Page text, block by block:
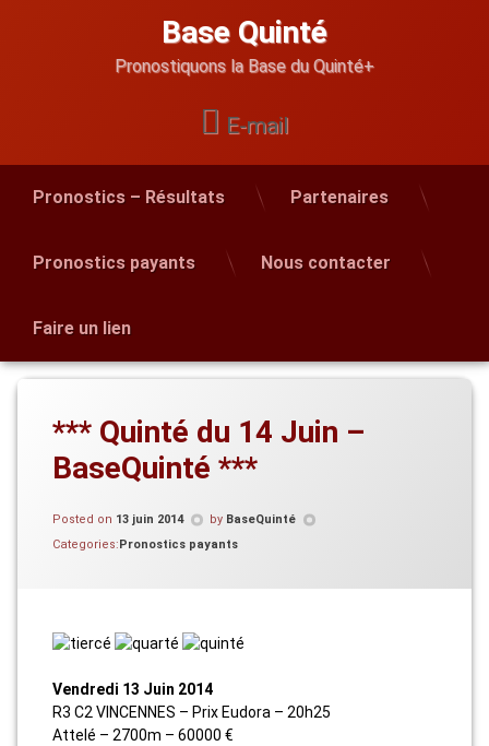
Base Quinté
Pronostiquons la Base du Quinté+
E-mail
Pronostics – Résultats Partenaires
Pronostics payants Nous contacter
Faire un lien
*** Quinté du 14 Juin –
BaseQuinté ***
Posted on 13 juin 2014 by BaseQuinté
Categories:Pronostics payants
Vendredi 13 Juin 2014
R3 C2 VINCENNES – Prix Eudora – 20h25
Attelé – 2700m – 60000 €